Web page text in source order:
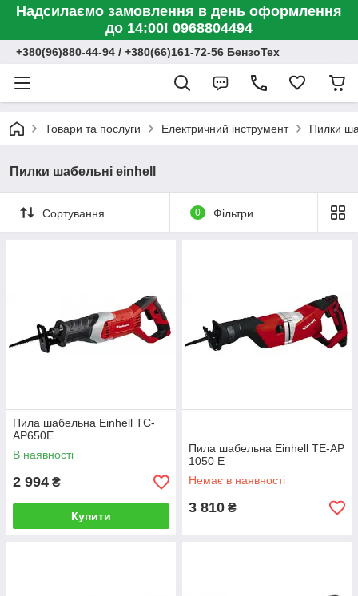
Надсилаємо замовлення в день оформлення
до 14:00! 0968804494
+380(96)880-44-94 / +380(66)161-72-56 БензоТех
Товари та послуги Електричний інструмент Пилки
Пилки шабельні einhell
Сортування 0 Фільтри
Пила шабельна Einhell TC-
AP650E
В наявності
2 994 ₴
Купити
Пила шабельна Einhell TE-AP
1050 E
Немає в наявності
3 810 ₴